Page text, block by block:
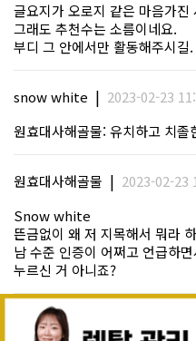
글요지가 오로지 같은 마음가
그래도 추천수는 소름이네요.
부디 그 안에서만 활동해주시길.
snow white | 2023-02-23
원효대사해골물: 유치하고 치
원효대사해골물 | 2023-02-23
Snow white
뜬금없이 왜 저 지목해서 뭐라
남 수준 인증이 어쩌고 언급하
누르신 거 아니죠?